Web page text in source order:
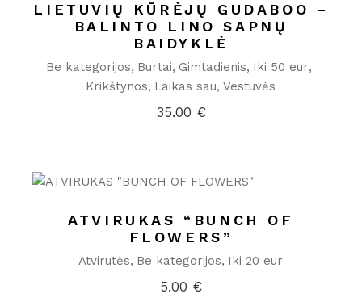
LIETUVIŲ KŪRĖJŲ GUDABOO –
BALINTO LINO SAPNŲ
BAIDYKLĖ
Be kategorijos Burtai Gimtadienis Iki 50 eur
Krikštynos Laikas sau Vestuvės
35.00 €
ATVIRUKAS “BUNCH OF
FLOWERS”
Atvirutės Be kategorijos Iki 20 eur
5.00 €